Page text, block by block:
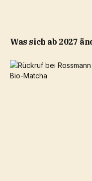
Was sich ab 2027